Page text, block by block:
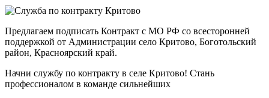
Предлагаем подписать Контракт с МО РФ со всесторонней
поддержкой от Администрации село Критово, Боготольский
район, Красноярский край.
Начни службу по контракту в селе Критово! Стань
профессионалом в команде сильнейших